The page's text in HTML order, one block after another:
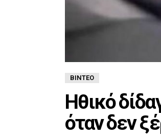
ΒΊΝΤΕΟ
Ηθικό
όταν δεν